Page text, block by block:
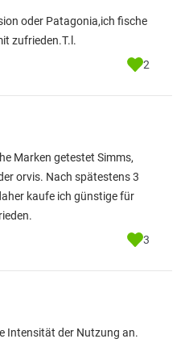
oder Patagonia,ich fische
zufrieden.T.l.
2
Marken getestet Simms,
orvis. Nach spätestens 3
kaufe ich günstige für
3
Intensität der Nutzung an.